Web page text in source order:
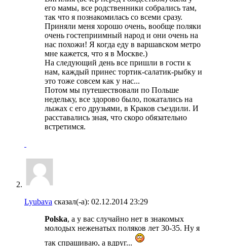
его мамы, все родственники собрались там,
так что я познакомилась со всеми сразу.
Приняли меня хорошо очень, вообще поляки
очень гостеприимный народ и они очень на
нас похожи! Я когда еду в варшавском метро
мне кажется, что я в Москве.)
На следующий день все пришли в гости к
нам, каждый принес тортик-салатик-рыбку и
это тоже совсем как у нас...
Потом мы путешествовали по Польше
недельку, все здорово было, покатались на
лыжах с его друзьями, в Краков съездили. И
расставались зная, что скоро обязательно
встретимся.
Lyubava сказал(-а): 02.12.2014 23:29
Polska, а у вас случайно нет в знакомых
молодых неженатых поляков лет 30-35. Ну я
так спрашиваю, а вдруг...